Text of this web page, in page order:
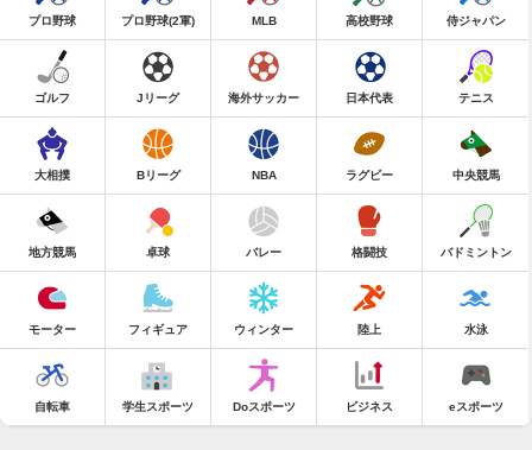
プロ野球 プロ野球(2軍) MLB 高校野球 侍ジャパン
ゴルフ Jリーグ 海外サッカー 日本代表 テニス
大相撲 Bリーグ NBA ラグビー 中央競馬
地方競馬 卓球 バレー 格闘技 バドミントン
モーター フィギュア ウィンター 陸上 水泳
自転車 学生スポーツ Doスポーツ ビジネス eスポーツ